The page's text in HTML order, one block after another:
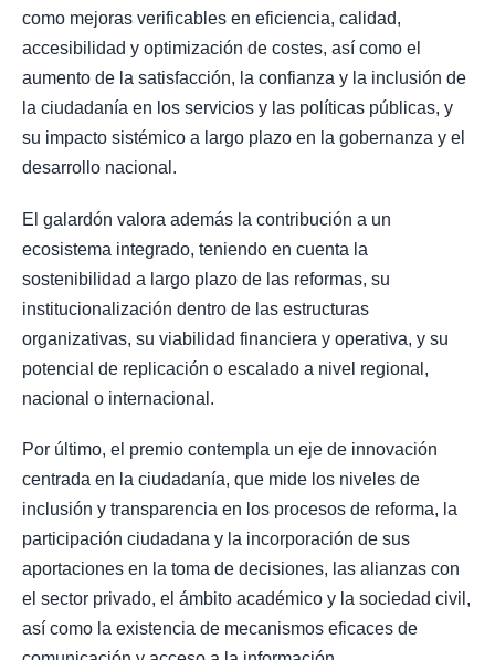
como mejoras verificables en eficiencia, calidad,
accesibilidad y optimización de costes, así como el
aumento de la satisfacción, la confianza y la inclusión de
la ciudadanía en los servicios y las políticas públicas, y
su impacto sistémico a largo plazo en la gobernanza y el
desarrollo nacional.
El galardón valora además la contribución a un
ecosistema integrado, teniendo en cuenta la
sostenibilidad a largo plazo de las reformas, su
institucionalización dentro de las estructuras
organizativas, su viabilidad financiera y operativa, y su
potencial de replicación o escalado a nivel regional,
nacional o internacional.
Por último, el premio contempla un eje de innovación
centrada en la ciudadanía, que mide los niveles de
inclusión y transparencia en los procesos de reforma, la
participación ciudadana y la incorporación de sus
aportaciones en la toma de decisiones, las alianzas con
el sector privado, el ámbito académico y la sociedad civil,
así como la existencia de mecanismos eficaces de